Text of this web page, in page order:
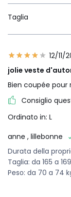
Taglia
12/11/
jolie veste
Bien coupée pour
Consiglio
Ordinato in: L
anne , lillebonne
Durata della
Taglia: da 165 a
Peso: da 70 a 74